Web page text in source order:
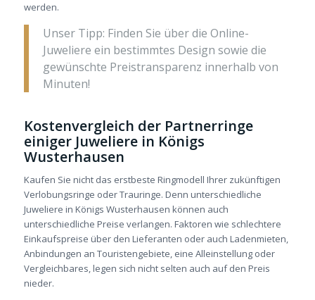
werden.
Unser Tipp: Finden Sie über die Online-
Juweliere ein bestimmtes Design sowie die
gewünschte Preistransparenz innerhalb von
Minuten!
Kostenvergleich der Partnerringe
einiger Juweliere in Königs
Wusterhausen
Kaufen Sie nicht das erstbeste Ringmodell Ihrer zukünftigen
Verlobungsringe oder Trauringe. Denn unterschiedliche
Juweliere in Königs Wusterhausen können auch
unterschiedliche Preise verlangen. Faktoren wie schlechtere
Einkaufspreise über den Lieferanten oder auch Ladenmieten,
Anbindungen an Touristengebiete, eine Alleinstellung oder
Vergleichbares, legen sich nicht selten auch auf den Preis
nieder.